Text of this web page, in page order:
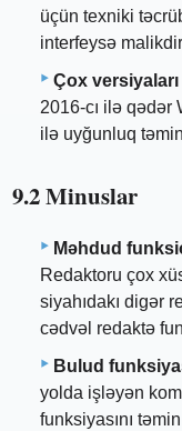
üçün texniki
interfeysə
Çox
2016-cı ilə qədər
ilə uyğunluq
9.2 Minuslar
Məhdud
Redaktoru çox
siyahıdakı digər
cədvəl redaktə
Bulud
yolda işləyən
funksiyasını